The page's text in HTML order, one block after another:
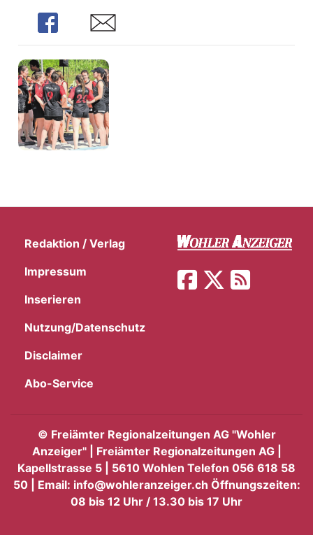
Share Share
Redaktion / Verlag
Impressum
Inserieren
Nutzung/Datenschutz
Disclaimer
Abo-Service
© Freiämter Regionalzeitungen AG "Wohler
Anzeiger" | Freiämter Regionalzeitungen AG |
Kapellstrasse 5 | 5610 Wohlen Telefon 056 618 58
50 | Email: info@wohleranzeiger.ch Öffnungszeiten:
08 bis 12 Uhr / 13.30 bis 17 Uhr